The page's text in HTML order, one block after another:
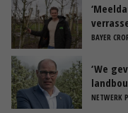
BAYER
‘We
NETWERK